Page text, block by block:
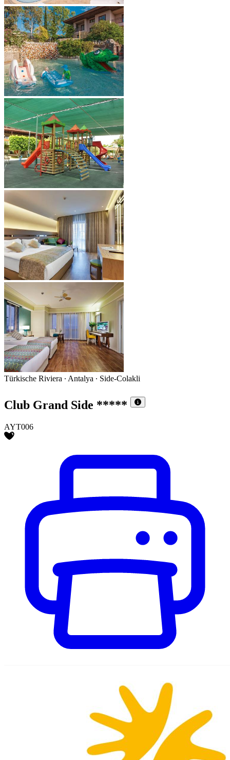
Türkische Riviera ∙ Antalya ∙ Side-Colakli
Club Grand Side *****
AYT006